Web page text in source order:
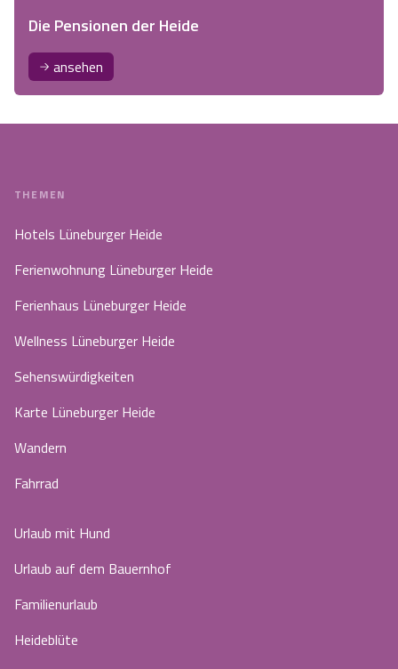
Die Pensionen der Heide
ansehen
THEMEN
Hotels Lüneburger Heide
Ferienwohnung Lüneburger Heide
Ferienhaus Lüneburger Heide
Wellness Lüneburger Heide
Sehenswürdigkeiten
Karte Lüneburger Heide
Wandern
Fahrrad
Urlaub mit Hund
Urlaub auf dem Bauernhof
Familienurlaub
Heideblüte